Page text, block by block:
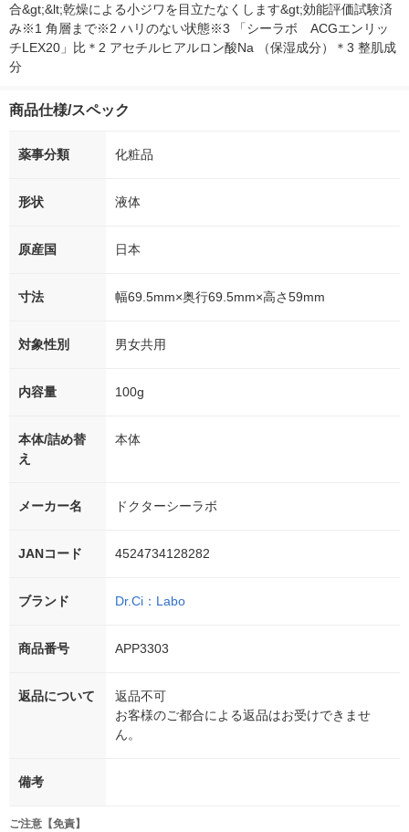
合&gt;&lt;乾燥による小ジワを目立たなくします&gt;効能評価試験済
み※1 角層まで※2 ハリのない状態※3 「シーラボ　ACGエンリッ
チLEX20」比＊2 アセチルヒアルロン酸Na （保湿成分）＊3 整肌成
分
商品仕様/スペック
薬事分類 化粧品
形状 液体
原産国 日本
寸法 幅69.5mm×奥行69.5mm×高さ59mm
対象性別 男女共用
内容量 100g
本体/詰め替
え
本体
メーカー名 ドクターシーラボ
JANコード 4524734128282
ブランド Dr.Ci：Labo
商品番号 APP3303
返品について
返品不可
お客様のご都合による返品はお受けできませ
ん。
備考
ご注意【免責】